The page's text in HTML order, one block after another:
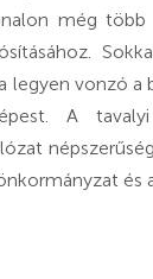
még több
legyen vonzó a
A
és